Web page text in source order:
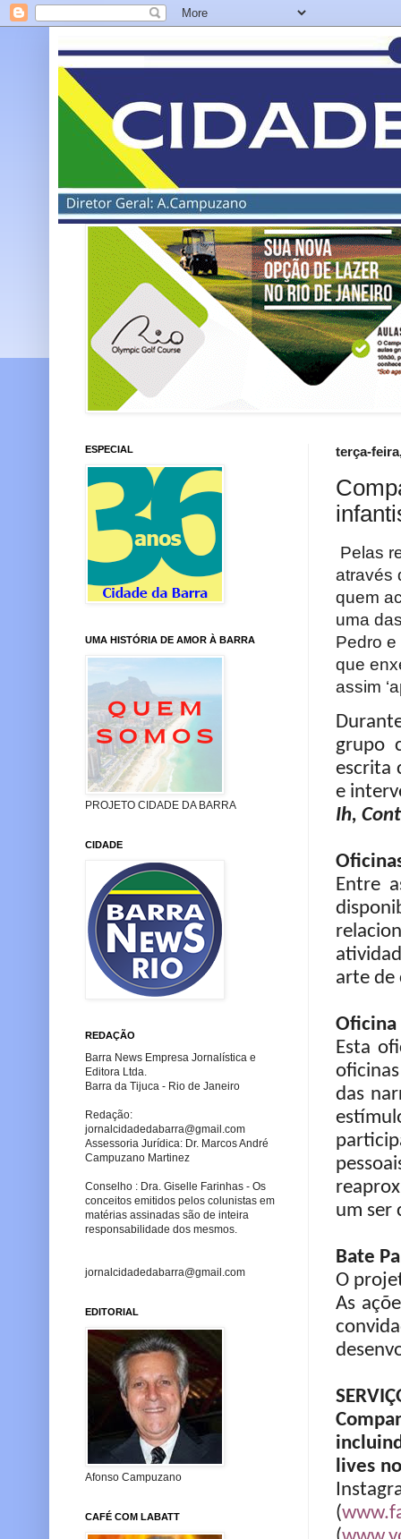
terça-
Pelas
através
quem
uma
Pedro
que
assim
grupo
escrita
e
Ih,
Entre
arte de
Oficina
Esta
das
um ser
Bate
O
As
lives
(
ESPECIAL
UMA HISTÓRIA DE AMOR À BARRA
PROJETO CIDADE DA BARRA
CIDADE
REDAÇÃO
Barra News Empresa Jornalística e
Editora Ltda.
Barra da Tijuca - Rio de Janeiro
Redação:
jornalcidadedabarra@gmail.com
Assessoria Jurídica: Dr. Marcos André
Campuzano Martinez
Conselho : Dra. Giselle Farinhas - Os
conceitos emitidos pelos colunistas em
matérias assinadas são de inteira
responsabilidade dos mesmos.
jornalcidadedabarra@gmail.com
EDITORIAL
Afonso Campuzano
CAFÉ COM LABATT